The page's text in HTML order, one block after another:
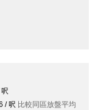
/ 呎 比較同區放盤平均